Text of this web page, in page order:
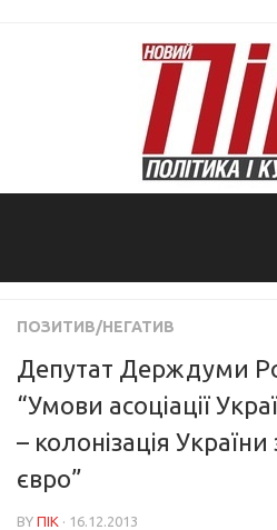
ПОЗИТИВ/НЕГАТИВ
Депутат Держдуми
“Умови асоціації
– колонізація
євро”
BY ПІК · 16.12.2013